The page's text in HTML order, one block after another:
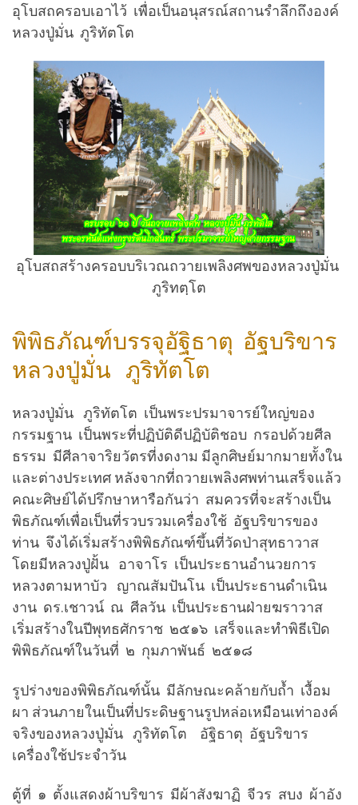
อุโบสถครอบเอาไว้ เพื่อเป็นอนุสรณ์สถานรำลึกถึงองค์
หลวงปู่มั่น ภูริทัตโต
อุโบสถสร้างครอบบริเวณถวายเพลิงศพของหลวงปู่มั่น
ภูริทตฺโต
พิพิธภัณฑ์บรรจุอัฐิธาตุ อัฐบริขาร
หลวงปู่มั่น ภูริทัตโต
หลวงปู่มั่น ภูริทัตโต เป็นพระปรมาจารย์ใหญ่ของ
กรรมฐาน เป็นพระที่ปฏิบัติดีปฏิบัติชอบ กรอปด้วยศีล
ธรรม มีศีลาจาริยวัตรที่งดงาม มีลูกศิษย์มากมายทั้งใน
และต่างประเทศ หลังจากที่ถวายเพลิงศพท่านเสร็จแล้ว
คณะศิษย์ได้ปรึกษาหารือกันว่า สมควรที่จะสร้างเป็น
พิธภัณฑ์เพื่อเป็นที่รวบรวมเครื่องใช้ อัฐบริขารของ
ท่าน จึงได้เริ่มสร้างพิพิธภัณฑ์ขึ้นที่วัดป่าสุทธาวาส
โดยมีหลวงปู่ฝั้น อาจาโร เป็นประธานอำนวยการ
หลวงตามหาบัว ญาณสัมปันโน เป็นประธานดำเนิน
งาน ดร.เชาวน์ ณ ศีลวัน เป็นประธานฝ่ายฆราวาส
เริ่มสร้างในปีพุทธศักราช ๒๕๑๖ เสร็จและทำพิธีเปิด
พิพิธภัณฑ์ในวันที่ ๒ กุมภาพันธ์ ๒๕๑๘
รูปร่างของพิพิธภัณฑ์นั้น มีลักษณะคล้ายกับถ้ำ เงื้อม
ผา ส่วนภายในเป็นที่ประดิษฐานรูปหล่อเหมือนเท่าองค์
จริงของหลวงปู่มั่น ภูริทัตโต อัฐิธาตุ อัฐบริขาร
เครื่องใช้ประจำวัน
ตู้ที่ ๑ ตั้งแสดงผ้าบริขาร มีผ้าสังฆาฏิ จีวร สบง ผ้าอัง